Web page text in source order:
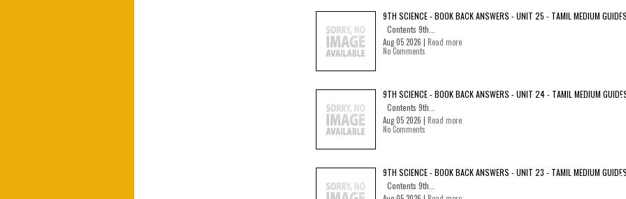
9TH SCIENCE - BOOK BACK ANSWERS - UNIT 25 - TAMIL MEDIUM
Contents 9th...
Aug 05 2026 | Read more
No Comments
9TH SCIENCE - BOOK BACK ANSWERS - UNIT 24 - TAMIL MEDIUM
Contents 9th...
Aug 05 2026 | Read more
No Comments
9TH SCIENCE - BOOK BACK ANSWERS - UNIT 23 - TAMIL MEDIUM
Contents 9th...